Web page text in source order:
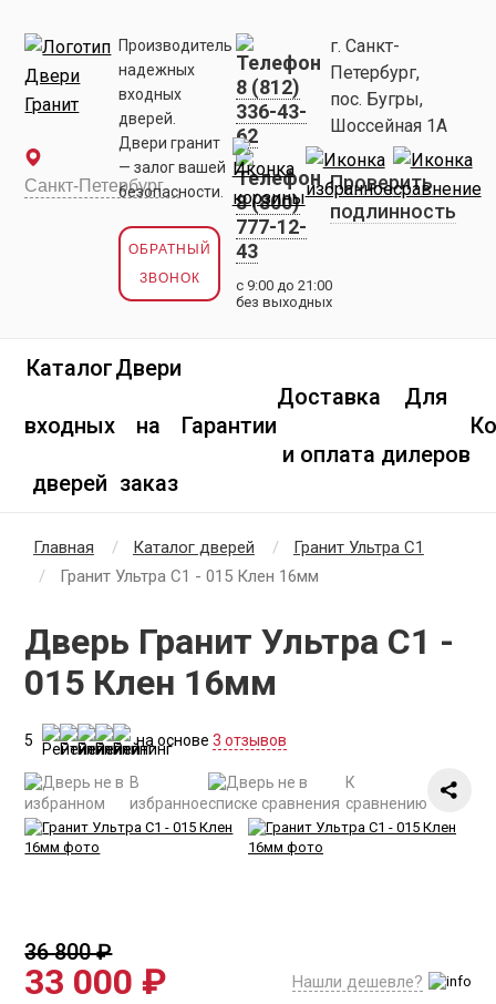
Производитель
надежных
входных
дверей.
Двери гранит
— залог вашей
безопасности.
ОБРАТНЫЙ
ЗВОНОК
8 (812)
336-43-
62
8 (800)
777-12-
43
с 9:00 до 21:00
без выходных
г. Санкт-
Петербург,
пос. Бугры,
Шоссейная 1А
Проверить
подлинность
Каталог
входных
дверей
Двери
на
заказ
Гарантии
Доставка
и оплата
Для
дилеров
Главная Каталог дверей
Гранит Ультра С1
Гранит Ультра С1 - 015 Клен 16мм
Дверь Гранит Ультра С1 -
015 Клен 16мм
5 на основе3 отзывов
В
избранное
К
сравнению
36 800 ₽
33 000 ₽ Нашли дешевле?